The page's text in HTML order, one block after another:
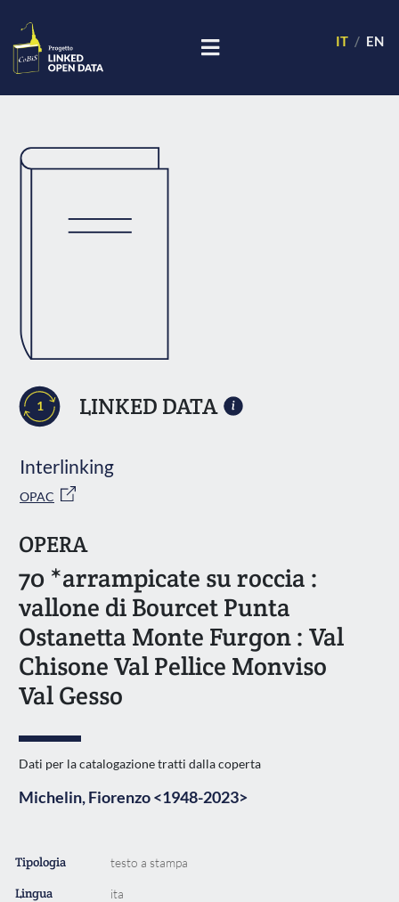
IT EN
1 LINKED DATA
Interlinking
OPAC
OPERA
70 *arrampicate su roccia :
vallone di Bourcet Punta
Ostanetta Monte Furgon : Val
Chisone Val Pellice Monviso
Val Gesso
Dati per la catalogazione tratti dalla coperta
Michelin, Fiorenzo <1948-2023>
Tipologia testo a stampa
Lingua ita